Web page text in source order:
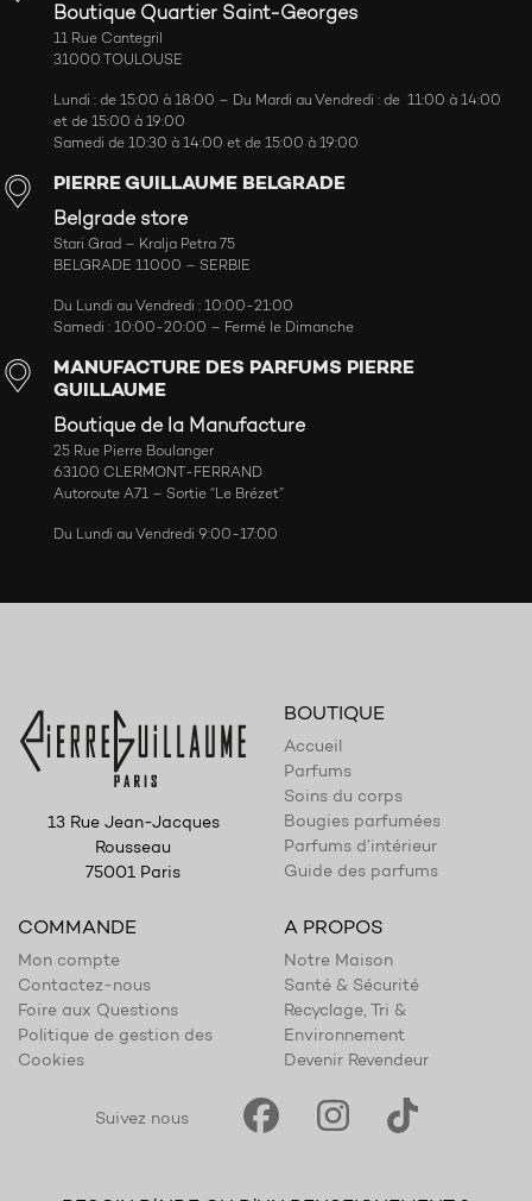
Boutique Quartier Saint-Georges
11 Rue Cantegril
31000 TOULOUSE
Lundi : de 15:00 à 18:00 – Du Mardi au Vendredi : de 11:00 à 14:00
et de 15:00 à 19:00
Samedi de 10:30 à 14:00 et de 15:00 à 19:00
PIERRE GUILLAUME BELGRADE
Belgrade store
Stari Grad – Kralja Petra 75
BELGRADE 11000 – SERBIE
Du Lundi au Vendredi : 10:00-21:00
Samedi : 10:00-20:00 – Fermé le Dimanche
MANUFACTURE DES PARFUMS PIERRE
GUILLAUME
Boutique de la Manufacture
25 Rue Pierre Boulanger
63100 CLERMONT-FERRAND
Autoroute A71 – Sortie “Le Brézet”
Du Lundi au Vendredi 9:00-17:00
13 Rue Jean-Jacques
Rousseau
75001 Paris
BOUTIQUE
Accueil
Parfums
Soins du corps
Bougies parfumées
Parfums d’intérieur
Guide des parfums
COMMANDE
Mon compte
Contactez-nous
Foire aux Questions
Politique de gestion des
Cookies
A PROPOS
Notre Maison
Santé & Sécurité
Recyclage, Tri &
Environnement
Devenir Revendeur
Suivez nous